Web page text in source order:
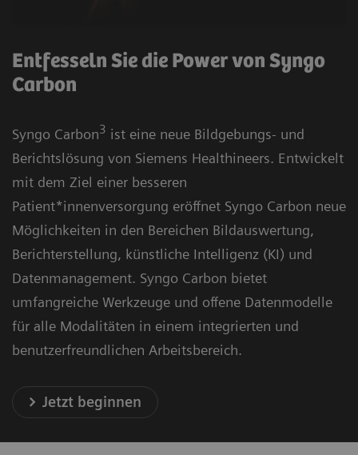
Entfesseln Sie die Power von Syngo
Carbon
Syngo Carbon3 ist eine neue Bildgebungs- und
Berichtslösung von Siemens Healthineers. Entwickelt
mit dem Ziel einer besseren
Patient*innenversorgung eröffnet Syngo Carbon neue
Möglichkeiten in den Bereichen Bildauswertung,
Berichterstellung, künstliche Intelligenz (KI) und
Datenmanagement. Syngo Carbon bietet
umfangreiche Werkzeuge und offene Datenmodelle
für alle Modalitäten in einem integrierten und
benutzerfreundlichen Arbeitsbereich.
Jetzt beginnen